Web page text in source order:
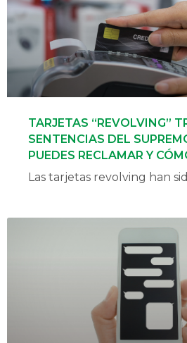
TARJETAS “REVOLVING”
SENTENCIAS DEL
PUEDES RECLAMAR Y
Las tarjetas revolving han